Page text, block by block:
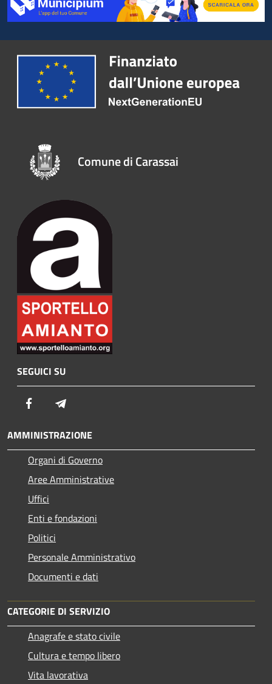
Comune di Carassai
SEGUICI SU
Facebook
AMMINISTRAZIONE
Organi di Governo
Aree Amministrative
Uffici
Enti e fondazioni
Politici
Personale Amministrativo
Documenti e dati
CATEGORIE DI SERVIZIO
Anagrafe e stato civile
Cultura e tempo libero
Vita lavorativa